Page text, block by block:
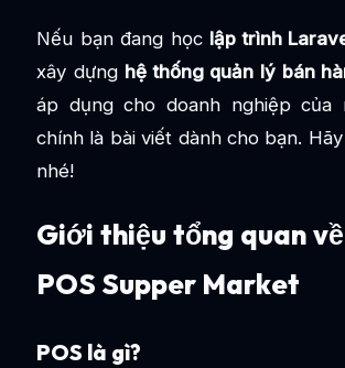
Nếu bạn đang học lập trình
xây dựng hệ thống quản lý bán
áp dụng cho doanh nghiệp của
chính là bài viết dành cho bạn.
nhé!
Giới thiệu tổng quan
POS Supper Market
POS là gì?